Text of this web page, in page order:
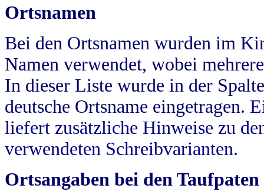
Ortsnamen
Bei den Ortsnamen wurden im
Namen verwendet, wobei
In dieser Liste wurde in der
deutsche Ortsname eingetragen.
liefert zusätzliche Hinweise zu
verwendeten Schreibvarianten.
Ortsangaben bei den Taufpaten